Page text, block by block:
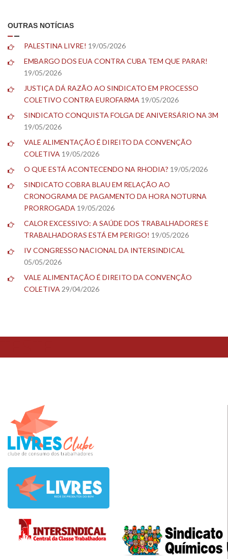
OUTRAS NOTÍCIAS
PALESTINA LIVRE! 19/05/2026
EMBARGO DOS EUA CONTRA CUBA TEM QUE PARAR!
19/05/2026
JUSTIÇA DÁ RAZÃO AO SINDICATO EM PROCESSO
COLETIVO CONTRA EUROFARMA 19/05/2026
SINDICATO CONQUISTA FOLGA DE ANIVERSÁRIO NA 3M
19/05/2026
VALE ALIMENTAÇÃO É DIREITO DA CONVENÇÃO
COLETIVA 19/05/2026
O QUE ESTÁ ACONTECENDO NA RHODIA? 19/05/2026
SINDICATO COBRA BLAU EM RELAÇÃO AO
CRONOGRAMA DE PAGAMENTO DA HORA NOTURNA
PRORROGADA 19/05/2026
CALOR EXCESSIVO: A SAÚDE DOS TRABALHADORES E
TRABALHADORAS ESTÁ EM PERIGO! 19/05/2026
IV CONGRESSO NACIONAL DA INTERSINDICAL
05/05/2026
VALE ALIMENTAÇÃO É DIREITO DA CONVENÇÃO
COLETIVA29/04/2026